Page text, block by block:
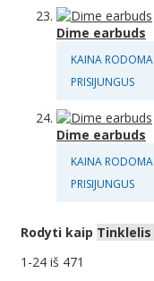
Dime earbuds
KAINA RODOMA
PRISIJUNGUS
Dime earbuds
KAINA RODOMA
PRISIJUNGUS
Rodyti kaip Tinklelis
1 -24 iš 471